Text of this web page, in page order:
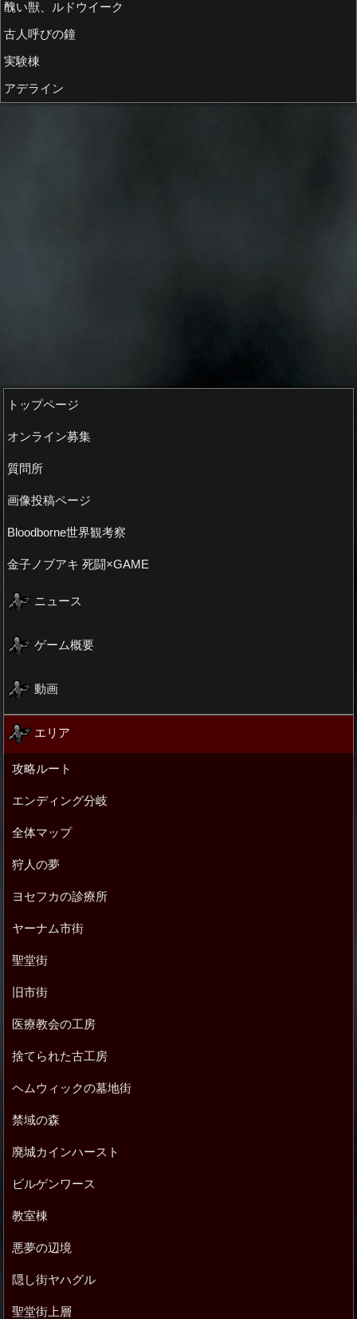
醜い獣、ルドウイーク
古人呼びの鐘
実験棟
アデライン
トップページ
オンライン募集
質問所
画像投稿ページ
Bloodborne世界観考察
金子ノブアキ 死闘×GAME
ニュース
ゲーム概要
動画
エリア
攻略ルート
エンディング分岐
全体マップ
狩人の夢
ヨセフカの診療所
ヤーナム市街
聖堂街
旧市街
医療教会の工房
捨てられた古工房
ヘムウィックの墓地街
禁域の森
廃城カインハースト
ビルゲンワース
教室棟
悪夢の辺境
隠し街ヤハグル
聖堂街上層